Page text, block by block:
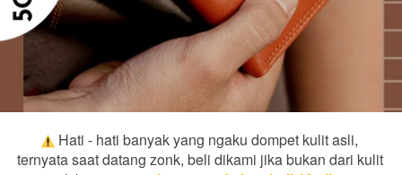
Hati - hati banyak yang ngaku dompet kulit asli,
ternyata saat datang zonk, beli dikami jika bukan dari kulit